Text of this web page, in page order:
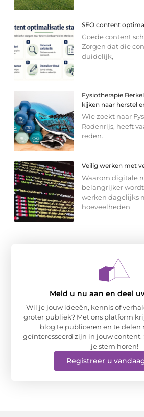
SEO content
Goede content
Zorgen dat die
duidelijk,
Fysiotherapie
kijken naar herstel
Wie zoekt naar
Rodenrijs, heeft
reden.
Veilig werken met
Waarom digitale
belangrijker
werken dagelijks
hoeveelheden
Meld u nu aan en deel
Wil je jouw ideeën, kennis of
groter publiek? Met ons platform
blog te publiceren en te delen
geïnteresseerd zijn in jouw content.
je stem horen!
Registreer u